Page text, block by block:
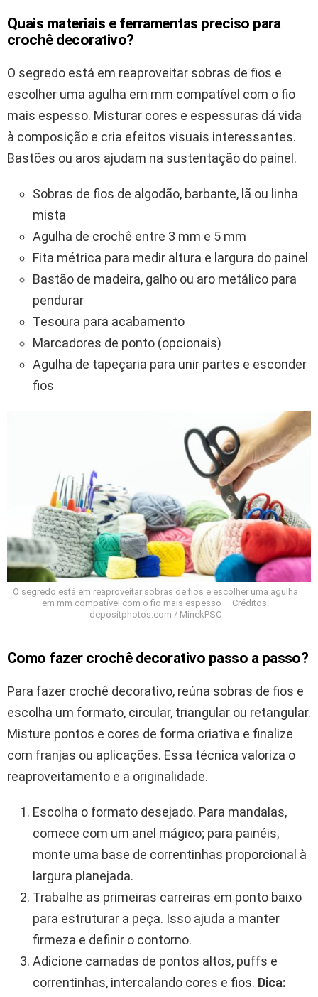
Quais materiais e ferramentas preciso para
crochê decorativo?
O segredo está em reaproveitar sobras de fios e
escolher uma agulha em mm compatível com o fio
mais espesso. Misturar cores e espessuras dá vida
à composição e cria efeitos visuais interessantes.
Bastões ou aros ajudam na sustentação do painel.
Sobras de fios de algodão, barbante, lã ou linha
mista
Agulha de crochê entre 3 mm e 5 mm
Fita métrica para medir altura e largura do painel
Bastão de madeira, galho ou aro metálico para
pendurar
Tesoura para acabamento
Marcadores de ponto (opcionais)
Agulha de tapeçaria para unir partes e esconder
fios
O segredo está em reaproveitar sobras de fios e escolher uma agulha
em mm compatível com o fio mais espesso – Créditos:
depositphotos.com / MinekPSC
Como fazer crochê decorativo passo a passo?
Para fazer crochê decorativo, reúna sobras de fios e
escolha um formato, circular, triangular ou retangular.
Misture pontos e cores de forma criativa e finalize
com franjas ou aplicações. Essa técnica valoriza o
reaproveitamento e a originalidade.
Escolha o formato desejado. Para mandalas,
comece com um anel mágico; para painéis,
monte uma base de correntinhas proporcional à
largura planejada.
Trabalhe as primeiras carreiras em ponto baixo
para estruturar a peça. Isso ajuda a manter
firmeza e definir o contorno.
Adicione camadas de pontos altos, puffs e
correntinhas, intercalando cores e fios. Dica: